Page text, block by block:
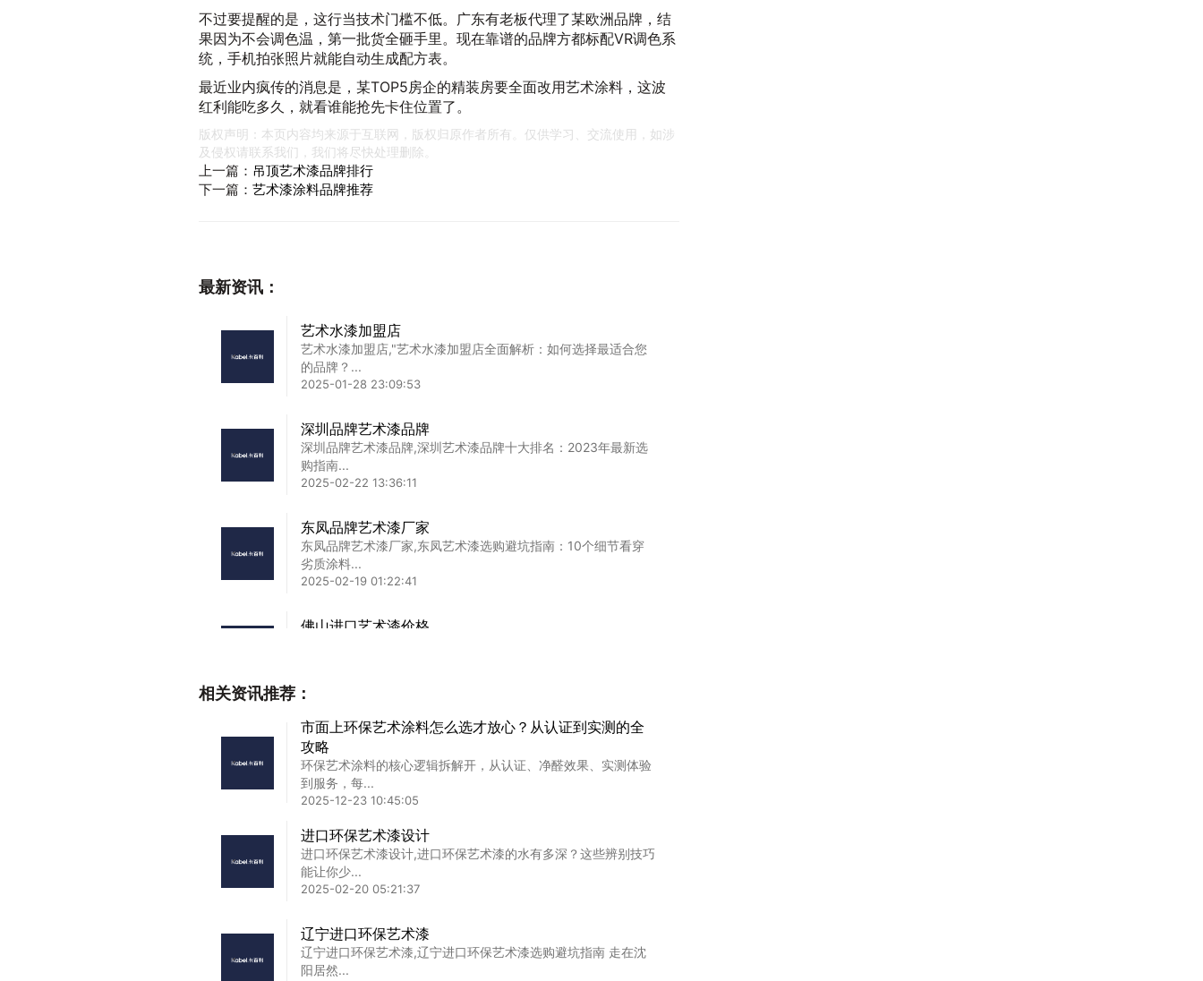
不过要提醒的是，这行当技术门槛不低。广东有老板代理了某欧洲品牌，结
果因为不会调色温，第一批货全砸手里。现在靠谱的品牌方都标配VR调色系
统，手机拍张照片就能自动生成配方表。
最近业内疯传的消息是，某TOP5房企的精装房要全面改用艺术涂料，这波
红利能吃多久，就看谁能抢先卡住位置了。
版权声明：本页内容均来源于互联网，版权归原作者所有。仅供学习、交流使用，如涉
及侵权请联系我们，我们将尽快处理删除。
上一篇： 吊顶艺术漆品牌排行
下一篇： 艺术漆涂料品牌推荐
最新资讯：
艺术水漆加盟店
艺术水漆加盟店,"艺术水漆加盟店全面解析：如何选择最适合您
的品牌？...
2025-01-28 23:09:53
深圳品牌艺术漆品牌
深圳品牌艺术漆品牌,深圳艺术漆品牌十大排名：2023年最新选
购指南...
2025-02-22 13:36:11
东凤品牌艺术漆厂家
东凤品牌艺术漆厂家,东凤艺术漆选购避坑指南：10个细节看穿
劣质涂料...
2025-02-19 01:22:41
佛山进口艺术漆价格
三沙市艺术涂料墙面艺术漆
三沙市艺术涂料墙面艺术漆2025三沙市艺术涂料选购指南：环
保与美观...
2025-04-05 11:02:51
家人，我是从事艺术涂料很多年的人。近来很多朋友给我提问 2
026年...
2026-07-06 09:47:56
相关资讯推荐：
市面上环保艺术涂料怎么选才放心？从认证到实测的全
攻略
环保艺术涂料的核心逻辑拆解开，从认证、净醛效果、实测体验
到服务，每...
2025-12-23 10:45:05
进口环保艺术漆设计
进口环保艺术漆设计,进口环保艺术漆的水有多深？这些辨别技巧
能让你少...
2025-02-20 05:21:37
辽宁进口环保艺术漆
辽宁进口环保艺术漆,辽宁进口环保艺术漆选购避坑指南 走在沈
阳居然...